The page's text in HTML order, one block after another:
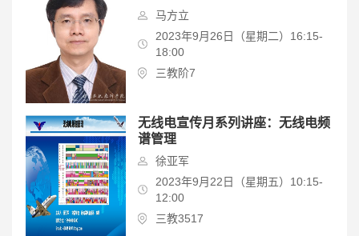
马方立
2023年9月26日（星期二）16:15-
18:00
三教阶7
无线电宣传月系列讲座：无线电频
谱管理
徐亚军
2023年9月22日（星期五）10:15-
12:00
三教3517